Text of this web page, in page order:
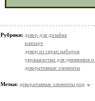
Рубрики: декор для дизайна
клипарт
декор из скрап.наборов
украшалочки для дневников и
декоративные элементы
Метки: декоративные элементы png